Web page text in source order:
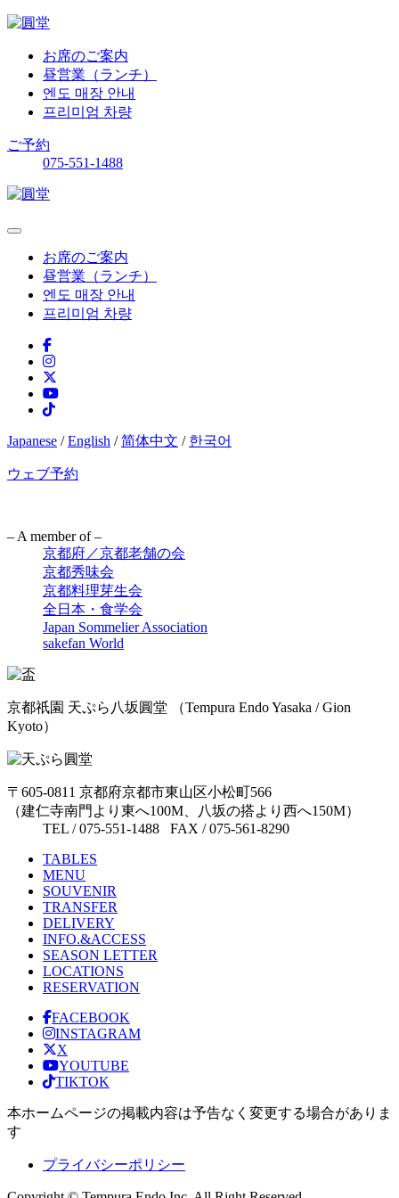
お席のご案内
昼営業（ランチ）
엔도 매장 안내
프리미엄 차량
ご予約
075-551-1488
お席のご案内
昼営業（ランチ）
엔도 매장 안내
프리미엄 차량
Japanese /English /简体中文 / 한국어
ウェブ予約
– A member of –
京都府／京都老舗の会
京都秀味会
京都料理芽生会
全日本・食学会
Japan Sommelier Association
sakefan World
京都祇園 天ぷら八坂圓堂 （Tempura Endo Yasaka / Gion
Kyoto）
〒605-0811 京都府京都市東山区小松町566
（建仁寺南門より東へ100M、八坂の搭より西へ150M）
TEL / 075-551-1488 FAX / 075-561-8290
TABLES
MENU
SOUVENIR
TRANSFER
DELIVERY
INFO.&ACCESS
SEASON LETTER
LOCATIONS
RESERVATION
FACEBOOK
INSTAGRAM
X
YOUTUBE
TIKTOK
本ホームページの掲載内容は予告なく変更する場合がありま
す
プライバシーポリシー